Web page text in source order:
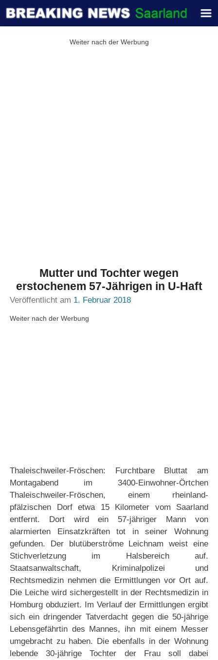
Weiter nach der Werbung
Mutter und Tochter wegen
erstochenem 57-Jährigen in U-Haft
Veröffentlicht am 1. Februar 2018
Weiter nach der Werbung
Thaleischweiler-Fröschen: Furchtbare Bluttat am
Montagabend im 3400-Einwohner-Örtchen
Thaleischweiler-Fröschen, einem rheinland-
pfälzischen Dorf etwa 15 Kilometer vom Saarland
entfernt. Dort wird ein 57-jähriger Mann von
alarmierten Einsatzkräften tot in seiner Wohnung
gefunden. Der blutüberströme Leichnam weist eine
Stichverletzung im Halsbereich auf.
Staatsanwaltschaft, Kriminalpolizei und
Rechtsmedizin nehmen die Ermittlungen vor Ort auf.
Die Leiche wird sichergestellt in der Rechtsmedizin in
Homburg obduziert. Im Verlauf der Ermittlungen ergibt
sich ein dringender Tatverdacht gegen die 50-jährige
Lebensgefährtin des Mannes, ihn mit einem Messer
umgebracht zu haben. Die ebenfalls in der Wohnung
lebende 30-jährige Tochter der Frau soll dabei